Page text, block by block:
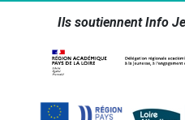
Ils soutiennent Info